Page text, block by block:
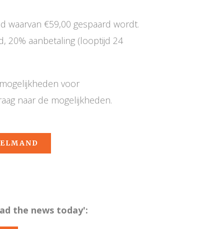
waarvan €59,00 gespaard wordt.
20% aanbetaling (looptijd 24
voor
naar de mogelijkheden.
the news today':